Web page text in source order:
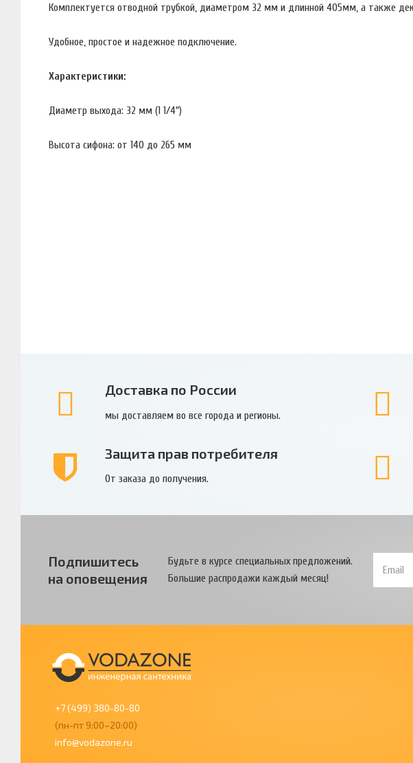
Комплектуется отводной трубкой, диаметром 32 мм и длинной 405мм, а также
Удобное, простое и надежное подключение.
Характеристики:
Диаметр выхода: 32 мм (1 1/4")
Высота сифона: от 140 до 265 мм
Доставка по России
мы доставляем во все города и регионы.
Защита прав потребителя
От заказа до получения.
Подпишитесь
на оповещения
Будьте в курсе специальных предложений.
Большие распродажи каждый месяц!
+7 (499) 380-80-80
(пн-пт 9:00–20:00)
info@vodazone.ru